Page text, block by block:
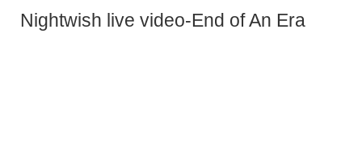
Nightwish live video-End of An Era